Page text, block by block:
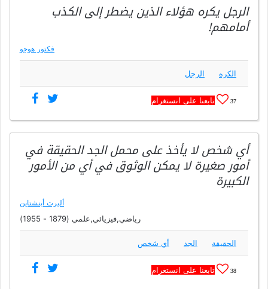
الرجل يكره هؤلاء الذين يضطر إلى الكذب
أمامهم!
فكتور هوجو
الكره الرجل
37 تابعنا على انستغرام
أي شخص لا يأخذ على محمل الجد الحقيقة في
أمور صغيرة لا يمكن الوثوق في أي من الأمور
الكبيرة
ألبرت أينشتاين
رياضي,فيزيائي,علمي (1879 - 1955)
الحقيقة الجد أي شخص
38 تابعنا على انستغرام